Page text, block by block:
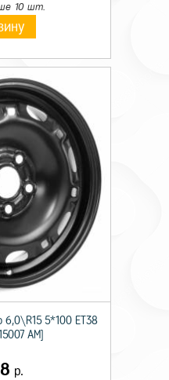
10 шт.
6,0\R15 5*100 ET38
AM]
р.